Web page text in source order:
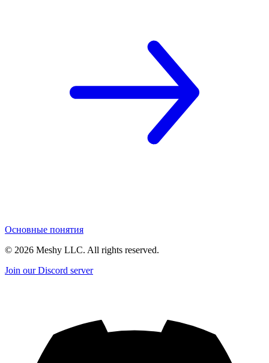
Основные понятия
© 2026 Meshy LLC. All rights reserved.
Join our Discord server